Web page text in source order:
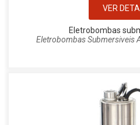
VER
Eletrobombas
Eletrobombas Submersiveis